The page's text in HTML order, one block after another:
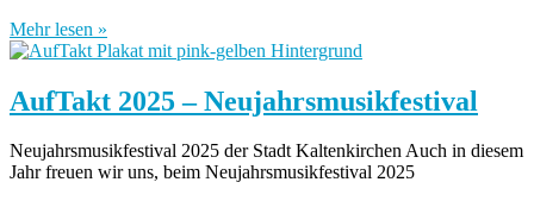
Mehr lesen »
AufTakt 2025 – Neujahrsmusikfestival
Neujahrsmusikfestival 2025 der Stadt Kaltenkirchen Auch in diesem
Jahr freuen wir uns, beim Neujahrsmusikfestival 2025